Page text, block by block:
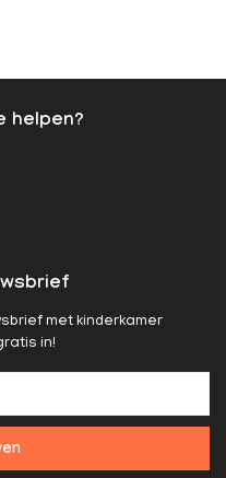
helpen?
met kinderkamer
in!